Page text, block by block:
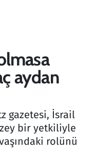
aydan
gazetesi, İsrail
bir yetkiliyle
rolünü